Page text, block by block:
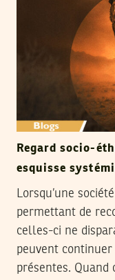
Regard socio-
esquisse
Lorsqu’une
permettant de
celles-ci ne
peuvent
présentes.